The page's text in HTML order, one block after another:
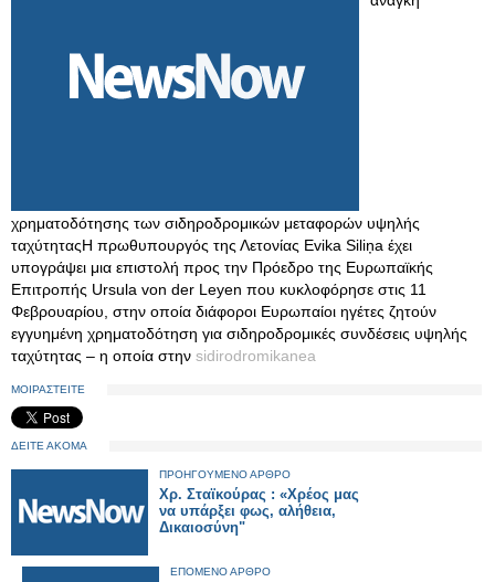
χρηματοδότησης των σιδηροδρομικών μεταφορών υψηλής
ταχύτηταςΗ πρωθυπουργός της Λετονίας Evika Siliņa έχει
υπογράψει μια επιστολή προς την Πρόεδρο της Ευρωπαϊκής
Επιτροπής Ursula von der Leyen που κυκλοφόρησε στις 11
Φεβρουαρίου, στην οποία διάφοροι Ευρωπαίοι ηγέτες ζητούν
εγγυημένη χρηματοδότηση για σιδηροδρομικές συνδέσεις υψηλής
ταχύτητας – η οποία στην sidirodromikanea
ΜΟΙΡΑΣΤΕΙΤΕ
ΔΕΙΤΕ ΑΚΟΜΑ
ΠΡΟΗΓΟΥΜΕΝΟ ΑΡΘΡΟ
Χρ. Σταϊκούρας : «Χρέος μας
να υπάρξει φως, αλήθεια,
Δικαιοσύνη"
ΕΠΟΜΕΝΟ ΑΡΘΡΟ